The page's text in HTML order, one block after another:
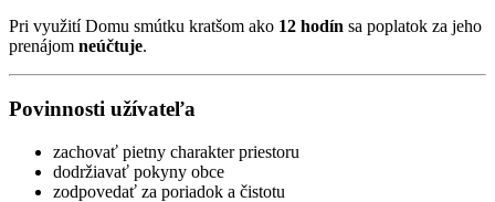
Pri využití Domu smútku kratšom ako 12 hodín sa poplatok za jeho
prenájom neúčtuje.
Povinnosti užívateľa
zachovať pietny charakter priestoru
dodržiavať pokyny obce
zodpovedať za poriadok a čistotu